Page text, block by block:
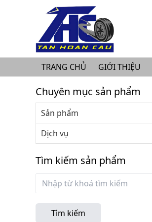
ototanhoancau.com
TRANG CHỦ GIỚI THIỆU
Chuyên mục sản phẩm
Sản phẩm
Dịch vụ
Tìm kiếm sản phẩm
Tìm kiếm